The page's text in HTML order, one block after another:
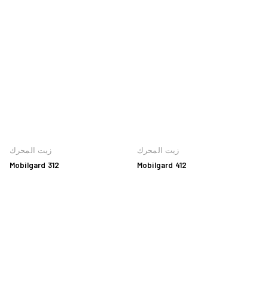
زيت المحرك
Mobilgard 312
زيت المحرك
Mobilgard 412